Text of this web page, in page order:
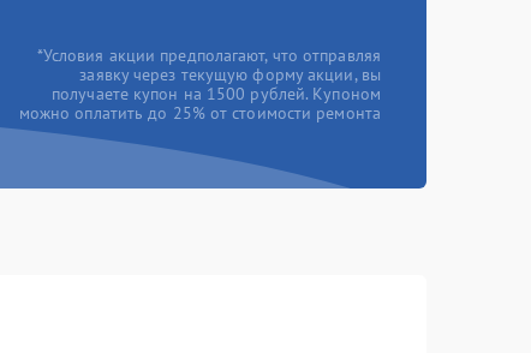
*Условия акции предполагают, что отправляя
заявку через текущую форму акции, вы
получаете купон на 1500 рублей. Купоном
можно оплатить до 25% от стоимости ремонта